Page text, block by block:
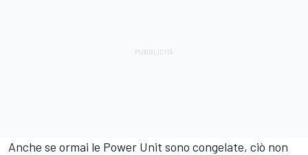
Anche se ormai le Power Unit sono congelate, ciò non